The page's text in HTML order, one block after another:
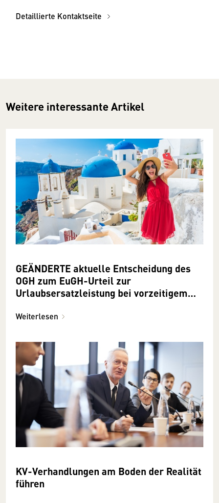
Detaillierte Kontaktseite
Weitere interessante Artikel
GEÄNDERTE aktuelle Entscheidung des
OGH zum EuGH-Urteil zur
Urlaubsersatzleistung bei vorzeitigem
Weiterlesen
KV-Verhandlungen am Boden der Realität
führen